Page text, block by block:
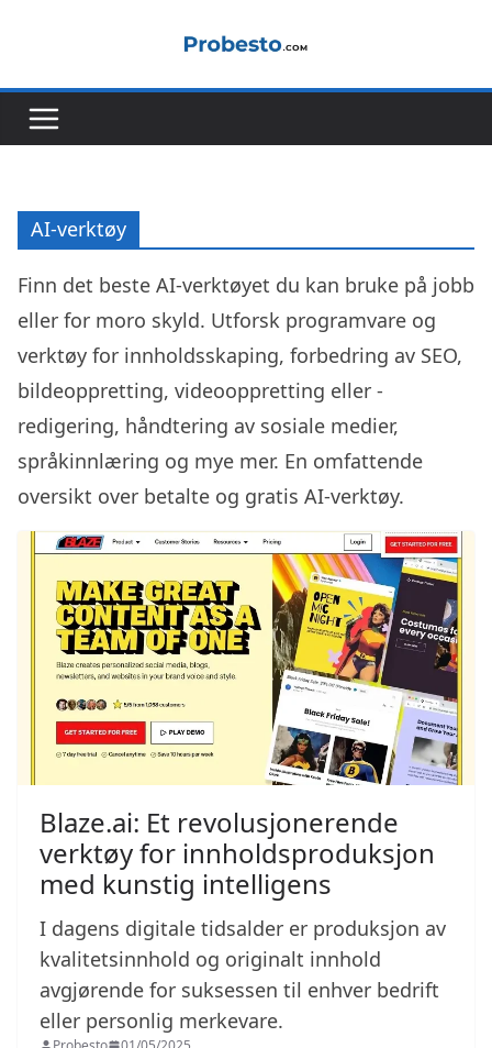
AI-verktøy
Finn det beste AI-verktøyet du kan bruke på jobb
eller for moro skyld. Utforsk programvare og
verktøy for innholdsskaping, forbedring av SEO,
bildeoppretting, videooppretting eller -
redigering, håndtering av sosiale medier,
språkinnlæring og mye mer. En omfattende
oversikt over betalte og gratis AI-verktøy.
Blaze.ai: Et revolusjonerende
verktøy for innholdsproduksjon
med kunstig intelligens
I dagens digitale tidsalder er produksjon av
kvalitetsinnhold og originalt innhold
avgjørende for suksessen til enhver bedrift
eller personlig merkevare.